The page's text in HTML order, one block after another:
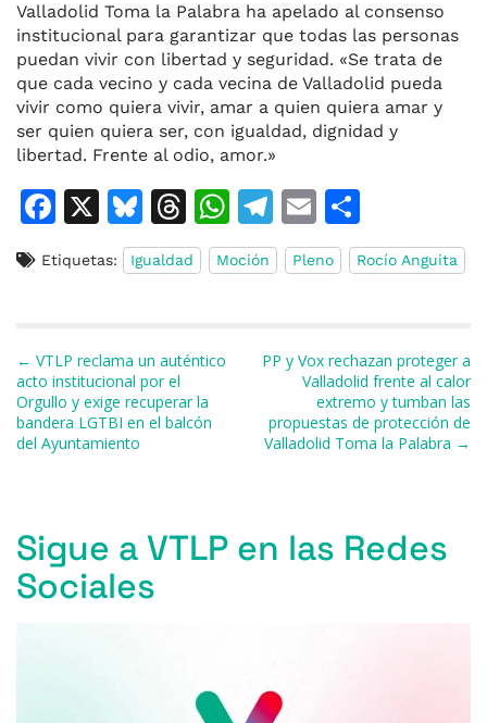
Valladolid Toma la Palabra ha apelado al consenso
institucional para garantizar que todas las personas
puedan vivir con libertad y seguridad. «Se trata de
que cada vecino y cada vecina de Valladolid pueda
vivir como quiera vivir, amar a quien quiera amar y
ser quien quiera ser, con igualdad, dignidad y
libertad. Frente al odio, amor.»
F
c
b
o
o
k
X
Bl
u
e
y
T
h
re
d
s
W
h
at
T
el
e
a
m
E
m
ai
o
m
ti
r
Etiquetas: Igualdad Moción Pleno Rocío Anguita
Navegación de entradas
← VTLP reclama un auténtico
acto institucional por el
Orgullo y exige recuperar la
bandera LGTBI en el balcón
del Ayuntamiento
PP y Vox rechazan proteger a
Valladolid frente al calor
extremo y tumban las
propuestas de protección de
Valladolid Toma la Palabra →
Sigue a VTLP en las Redes
Sociales